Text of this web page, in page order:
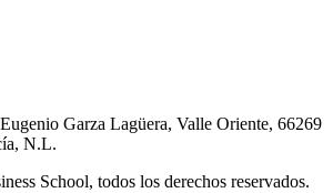
Garza Lagüera, Valle Oriente, 66269
N.L.
School, todos los derechos reservados.